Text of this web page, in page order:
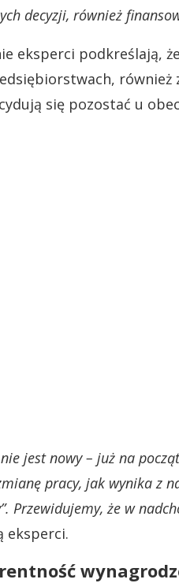
decyzji, również
eksperci podkreślają,
również
się pozostać u
jest nowy – już na
pracy, jak wynika z
Przewidujemy, że w
eksperci.